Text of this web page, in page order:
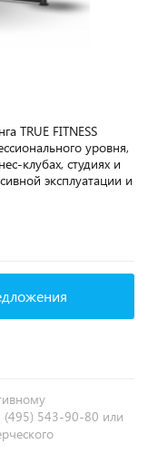
TRUE FITNESS
уровня,
студиях и
эксплуатации и
(495) 543-90-80 или